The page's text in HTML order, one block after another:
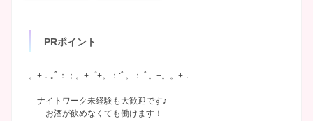
PRポイント
。+．｡ﾟ：；。+゜+。：:ﾟ。：.ﾟ。+。。+．
ナイトワーク未経験も大歓迎です♪
お酒が飲めなくても働けます！